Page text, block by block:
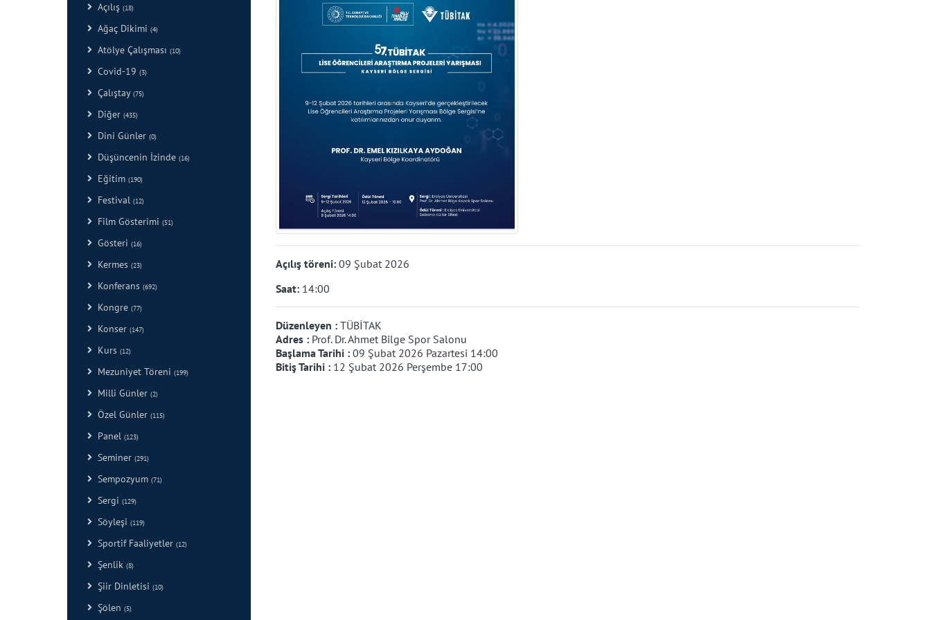
Açılış (18)
Ağaç Dikimi (4)
Atölye Çalışması (10)
Covid-19 (3)
Çalıştay (75)
Diğer (435)
Dini Günler (0)
Düşüncenin İzinde (16)
Eğitim (190)
Festival (12)
Film Gösterimi (51)
Gösteri (16)
Kermes (23)
Konferans (692)
Kongre (77)
Konser (147)
Kurs (12)
Mezuniyet Töreni (199)
Milli Günler (2)
Özel Günler (115)
Panel (123)
Seminer (291)
Sempozyum (71)
Sergi (129)
Söyleşi (119)
Sportif Faaliyetler (12)
Şenlik (8)
Şiir Dinletisi (10)
Şölen (5)
Açılış töreni: 09 Şubat 2026
Saat: 14:00
Düzenleyen : TÜBİTAK
Adres : Prof. Dr. Ahmet Bilge Spor Salonu
Başlama Tarihi : 09 Şubat 2026 Pazartesi 14:00
Bitiş Tarihi : 12 Şubat 2026 Perşembe 17:00